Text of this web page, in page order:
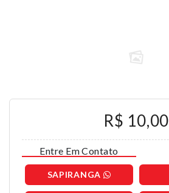
R$ 10,00
Entre Em Contato
SAPIRANGA